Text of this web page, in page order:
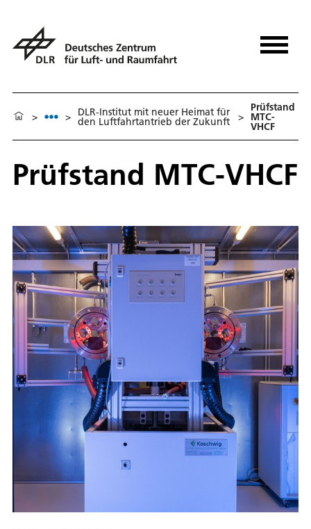
> > DLR-Institut mit neuer Heimat für
den Luftfahrtantrieb der Zukunft >
Prüfstand
MTC-
VHCF
Prüfstand MTC-VHCF